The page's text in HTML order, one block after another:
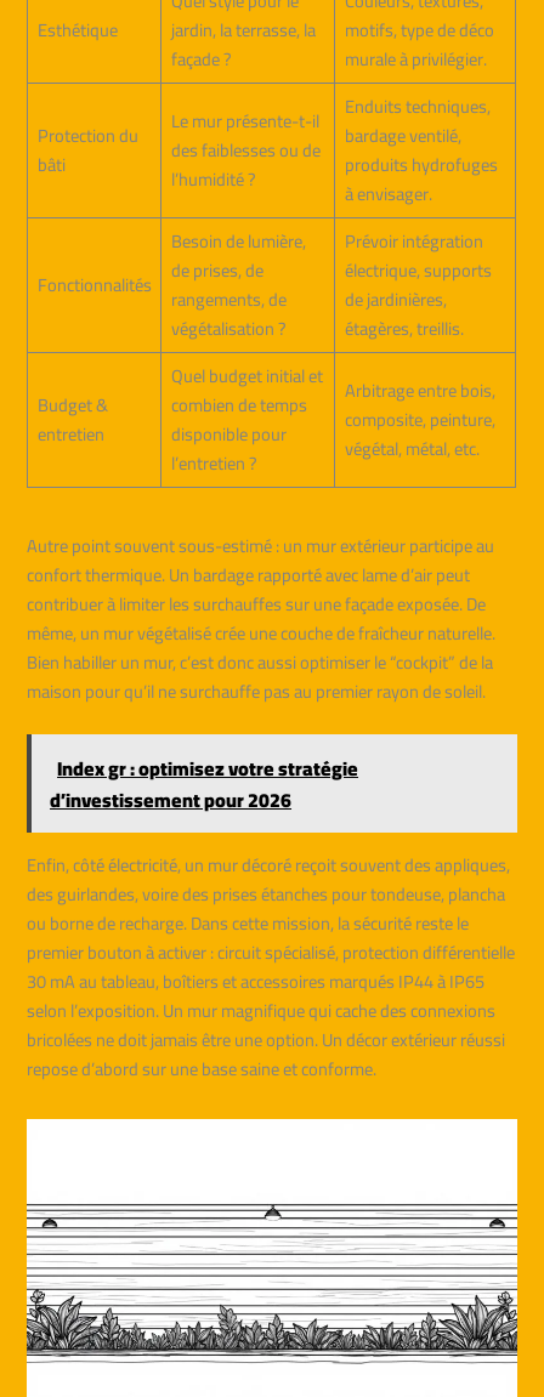
Esthétique
jardin, la terrasse, la
façade ?
motifs, type de déco
murale à privilégier.
Protection du
bâti
Le mur présente-t-il
des faiblesses ou de
l’humidité ?
Enduits techniques,
bardage ventilé,
produits hydrofuges
à envisager.
Fonctionnalités
Besoin de lumière,
de prises, de
rangements, de
végétalisation ?
Prévoir intégration
électrique, supports
de jardinières,
étagères, treillis.
Budget &
entretien
Quel budget initial et
combien de temps
disponible pour
l’entretien ?
Arbitrage entre bois,
composite, peinture,
végétal, métal, etc.
Autre point souvent sous-estimé : un mur extérieur participe au
confort thermique. Un bardage rapporté avec lame d’air peut
contribuer à limiter les surchauffes sur une façade exposée. De
même, un mur végétalisé crée une couche de fraîcheur naturelle.
Bien habiller un mur, c’est donc aussi optimiser le “cockpit” de la
maison pour qu’il ne surchauffe pas au premier rayon de soleil.
Index gr : optimisez votre stratégie
d’investissement pour 2026
Enfin, côté électricité, un mur décoré reçoit souvent des appliques,
des guirlandes, voire des prises étanches pour tondeuse, plancha
ou borne de recharge. Dans cette mission, la sécurité reste le
premier bouton à activer : circuit spécialisé, protection différentielle
30 mA au tableau, boîtiers et accessoires marqués IP44 à IP65
selon l’exposition. Un mur magnifique qui cache des connexions
bricolées ne doit jamais être une option. Un décor extérieur réussi
repose d’abord sur une base saine et conforme.